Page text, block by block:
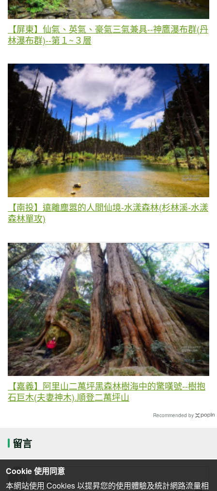
【屏東】仙氣、英氣、豪氣三氣兼具--神鷹瀑布群(丹
林瀑布群)--第１~３層
【南投】遠離塵嚣的人間仙境-水漾森林(杉林溪-水漾
森林單攻)
【嘉義】阿里山二萬坪黑森林樹海中的驚嘆號--樹抱
石巨木(夫妻神木).順登二萬坪山
Recommended by
留言
Cookie 使用同意
本網站使用 Cookies 以提昇您的使用體驗及統計網路流量相